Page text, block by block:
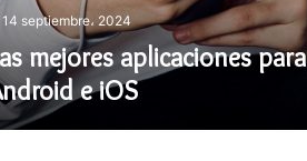
14 septiembre، 2024
mejores aplicaciones para
e iOS